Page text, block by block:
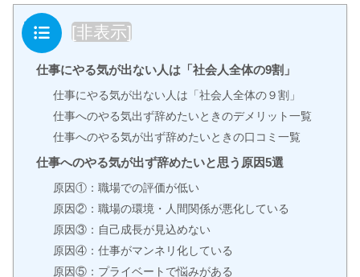
目次 [非表示]
仕事にやる気が出ない人は「社会人全体の9割」
仕事にやる気が出ない人は「社会人全体の９割」
仕事へのやる気出ず辞めたいときのデメリット一覧
仕事へのやる気が出ず辞めたいときの口コミ一覧
仕事へのやる気が出ず辞めたいと思う原因5選
原因①：職場での評価が低い
原因②：職場の環境・人間関係が悪化している
原因③：自己成長が見込めない
原因④：仕事がマンネリ化している
原因⑤：プライベートで悩みがある